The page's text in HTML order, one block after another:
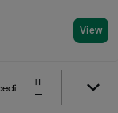
View
IT